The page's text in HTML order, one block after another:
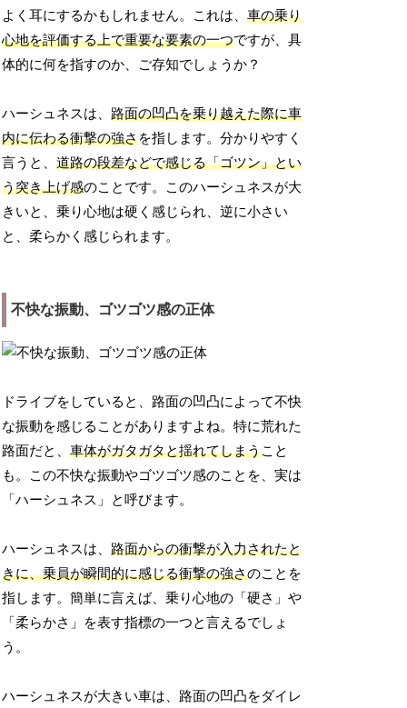
よく耳にするかもしれません。これは、車の乗り
心地を評価する上で重要な要素の一つですが、具
体的に何を指すのか、ご存知でしょうか？
ハーシュネスは、路面の凹凸を乗り越えた際に車
内に伝わる衝撃の強さを指します。分かりやすく
言うと、道路の段差などで感じる「ゴツン」とい
う突き上げ感のことです。このハーシュネスが大
きいと、乗り心地は硬く感じられ、逆に小さい
と、柔らかく感じられます。
不快な振動、ゴツゴツ感の正体
ドライブをしていると、路面の凹凸によって不快
な振動を感じることがありますよね。特に荒れた
路面だと、車体がガタガタと揺れてしまうこと
も。この不快な振動やゴツゴツ感のことを、実は
「ハーシュネス」と呼びます。
ハーシュネスは、路面からの衝撃が入力されたと
きに、乗員が瞬間的に感じる衝撃の強さのことを
指します。簡単に言えば、乗り心地の「硬さ」や
「柔らかさ」を表す指標の一つと言えるでしょ
う。
ハーシュネスが大きい車は、路面の凹凸をダイレ